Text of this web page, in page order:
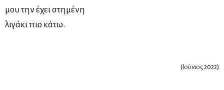
μου την έχει στημένη
λιγάκι πιο κάτω.
(Ιούνιος 2022)